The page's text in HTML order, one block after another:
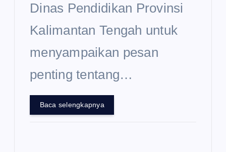
Dinas Pendidikan Provinsi
Kalimantan Tengah untuk
menyampaikan pesan
penting tentang…
Baca selengkapnya